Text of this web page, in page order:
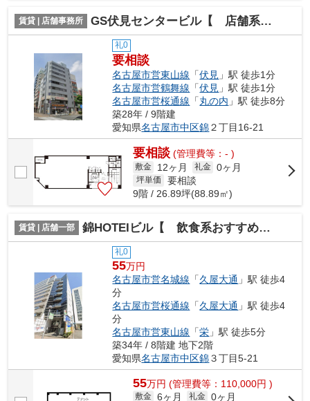
賃貸 | 店舗事務所 GS伏見センタービル【 店舗系おすすめ 】
礼0
要相談
名古屋市営東山線 「伏見 」駅 徒歩1分
名古屋市営鶴舞線 「伏見 」駅 徒歩1分
名古屋市営桜通線 「丸の内 」駅 徒歩8分
築28年 / 9階建
愛知県名古屋市中区錦２丁目16-21
要相談 (管理費等：- )
敷金 12ヶ月 礼金 0ヶ月
坪単価
要相談
9階 / 26.89坪(88.89㎡)
賃貸 | 店舗一部 錦HOTEIビル【 飲食系おすすめ 】
礼0
55万円
名古屋市営名城線 「久屋大通 」駅 徒歩4
分
名古屋市営桜通線 「久屋大通 」駅 徒歩4
分
名古屋市営東山線 「栄 」駅 徒歩5分
築34年 / 8階建 地下2階
愛知県名古屋市中区錦３丁目5-21
55万円 (管理費等：110,000円 )
敷金 6ヶ月 礼金 0ヶ月